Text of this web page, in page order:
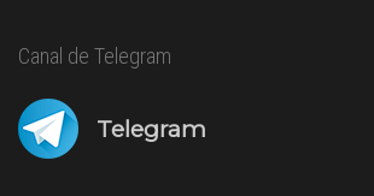
Canal de Telegram
Telegram